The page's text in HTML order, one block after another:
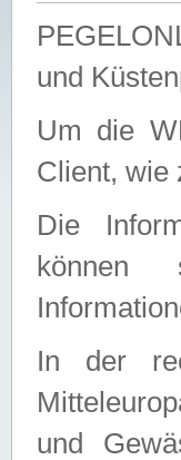
und
Um die
Client, wie
Die
können
In der
und